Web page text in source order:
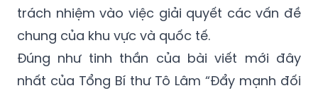
trách nhiệm vào việc giải quyết các vấn đề
chung của khu vực và quốc tế.
Đúng như tinh thần của bài viết mới đây
nhất của Tổng Bí thư Tô Lâm “Đẩy mạnh đối